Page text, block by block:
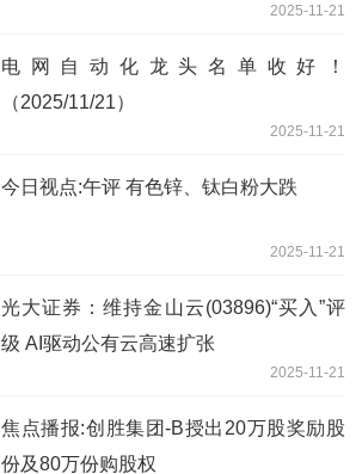
2025-11-21
电网自动化龙头名单收好！
（2025/11/21）
2025-11-21
今日视点:午评 有色锌、钛白粉大跌
2025-11-21
光大证券：维持金山云(03896)“买入”评
级 AI驱动公有云高速扩张
2025-11-21
焦点播报:创胜集团-B授出20万股奖励股
份及80万份购股权